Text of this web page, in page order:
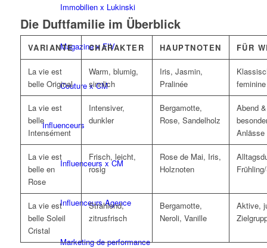
Immobilien x Lukinski
Magazine x FIV
Couture x CM
Influenceurs
Influenceurs x CM
Influenceurs Agence
Marketing de performance
Die Duftfamilie im Überblick
VARIANTE CHARAKTER HAUPTNOTEN FÜR
La vie est
belle Original
Warm, blumig,
sinnlich
Iris, Jasmin,
Pralinée
La vie est
belle
Intensément
Intensiver,
dunkler
Bergamotte,
Rose, Sandelholz
Abend &
Anlässe
La vie est
belle en
Rose
Frisch, leicht,
rosig
Rose de Mai, Iris,
Holznoten
La vie est
belle Soleil
Cristal
Strahlend,
zitrusfrisch
Bergamotte,
Neroli, Vanille
Aktive,